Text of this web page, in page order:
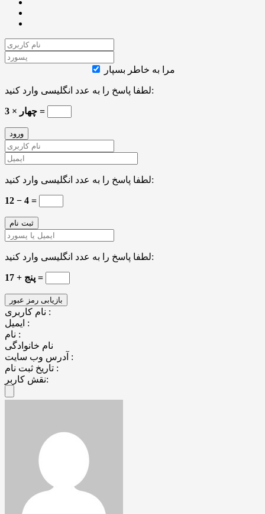
مرا به خاطر بسپار
لطفا پاسخ را به عدد انگلیسی وارد کنید:
چهار × 3 =
لطفا پاسخ را به عدد انگلیسی وارد کنید:
12 − 4 =
لطفا پاسخ را به عدد انگلیسی وارد کنید:
پنج + 17 =
نام کاربری :
ایمیل :
نام :
نام خانوادگی
آدرس وب سایت :
تاریخ ثبت نام :
نقش کاربر: